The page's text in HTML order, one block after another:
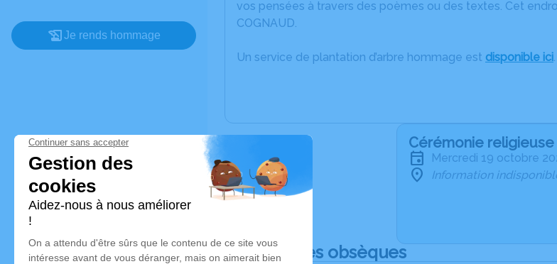
Je rends hommage
vos pensées à travers des poèmes ou des textes. Cet
COGNAUD.
Un service de plantation d’arbre hommage est disponible ici.
Cérémonie religieuse
mercredi 19 octobre
Information
Déroulé des obsèques